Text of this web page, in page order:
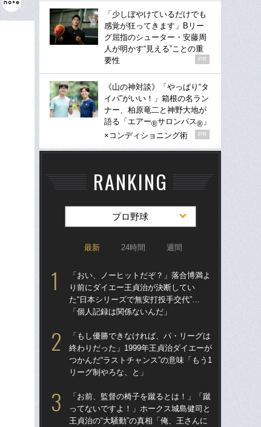
「少しぼやけているだけでも
感覚が狂ってきます」Bリー
グ屈指のシューター・安藤周
人が明かす“見える”ことの重
要性
PR
《山の神対談》「やっぱり“タ
イパ”がいい！」箱根の名ラン
ナー、柏原竜二と神野大地が
語る「エアー®サロンパス® 」
×コンディショニング術
PR
RANKING
プロ野球
最新 24時間 週間
「おい、ノーヒットだぞ？」落合博満よ
り前にダイエー王貞治が決断してい
た“日本シリーズで無安打投手交代”…
「個人記録は関係ないんだ」
「もし優勝できなければ、パ・リーグは
終わりだった」1999年王貞治ダイエーが
つかんだ“ラストチャンス”の意味「もう1
リーグ制やろな、と」
「お前、監督の椅子を蹴るとは！」「蹴
ってないですよ！」ホークス城島健司と
王貞治の“大騒動”の真相「俺、王さんに